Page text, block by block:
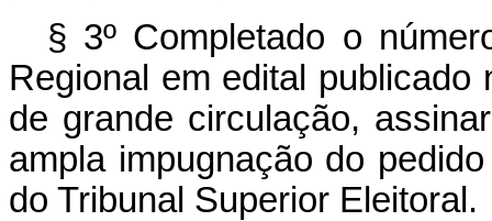
§ 3º Completado o
Regional em edital
de grande circulação,
ampla impugnação do
do Tribunal Superior Eleitoral.